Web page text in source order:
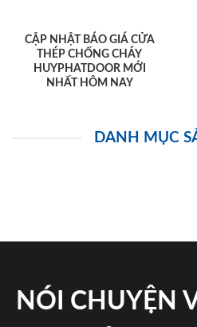
CẬP NHẬT BÁO GIÁ CỬA
THÉP CHỐNG CHÁY
HUYPHATDOOR MỚI
NHẤT HÔM NAY
DANH MỤC
NÓI CHUYỆN